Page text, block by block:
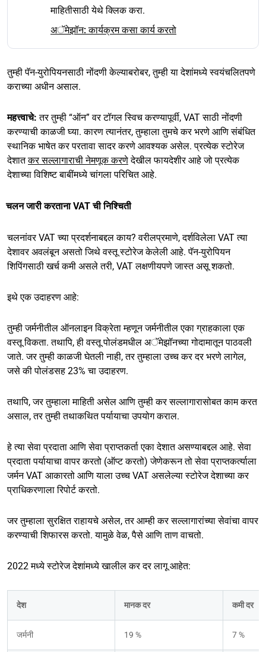
माहितीसाठी येथे क्लिक करा.
अॅमेझॉन: कार्यक्रम कसा कार्य करतो
तुम्ही पॅन-युरोपियनसाठी नोंदणी केल्याबरोबर, तुम्ही या देशांमध्ये स्वयंचलितपणे
कराच्या अधीन असाल.
महत्त्वाचे:तर तुम्ही “ऑन” वर टॉगल स्विच करण्यापूर्वी, VAT साठी नोंदणी
करण्याची काळजी घ्या. कारण त्यानंतर, तुम्हाला तुमचे कर भरणे आणि संबंधित
स्थानिक भाषेत कर परतावा सादर करणे आवश्यक असेल. प्रत्येक स्टोरेज
देशातकर सल्लागाराची नेमणूक करणेदेखील फायदेशीर आहे जो प्रत्येक
देशाच्या विशिष्ट बाबींमध्ये चांगला परिचित आहे.
चलन जारी करताना VAT ची निश्चिती
चलनांवर VAT च्या प्रदर्शनाबद्दल काय? वरीलप्रमाणे, दर्शविलेला VAT त्या
देशावर अवलंबून असतो जिथे वस्तू स्टोरेज केलेली आहे. पॅन-युरोपियन
शिपिंगसाठी खर्च कमी असले तरी, VAT लक्षणीयपणे जास्त असू शकतो.
इथे एक उदाहरण आहे:
तुम्ही जर्मनीतील ऑनलाइन विक्रेता म्हणून जर्मनीतील एका ग्राहकाला एक
वस्तू विकता. तथापि, ही वस्तू पोलंडमधील अॅमेझॉनच्या गोदामातून पाठवली
जाते. जर तुम्ही काळजी घेतली नाही, तर तुम्हाला उच्च कर दर भरणे लागेल,
जसे की पोलंडसह 23% चा उदाहरण.
तथापि, जर तुम्हाला माहिती असेल आणि तुम्ही कर सल्लागारासोबत काम करत
असाल, तर तुम्ही तथाकथित पर्यायाचा उपयोग कराल.
हे त्या सेवा प्रदाता आणि सेवा प्राप्तकर्ता एका देशात असण्याबद्दल आहे. सेवा
प्रदाता पर्यायाचा वापर करतो (ऑप्ट करतो) जेणेकरून तो सेवा प्राप्तकर्त्याला
जर्मन VAT आकारतो आणि याला उच्च VAT असलेल्या स्टोरेज देशाच्या कर
प्राधिकरणाला रिपोर्ट करतो.
जर तुम्हाला सुरक्षित राहायचे असेल, तर आम्ही कर सल्लागारांच्या सेवांचा वापर
करण्याची शिफारस करतो. यामुळे वेळ, पैसे आणि ताण वाचतो.
2022 मध्ये स्टोरेज देशांमध्ये खालील कर दर लागू आहेत:
देश मानक दर कमी दर
जर्मनी 19 % 7 %